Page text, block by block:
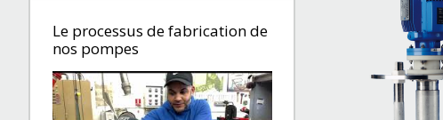
Le processus de fabrication de
nos pompes